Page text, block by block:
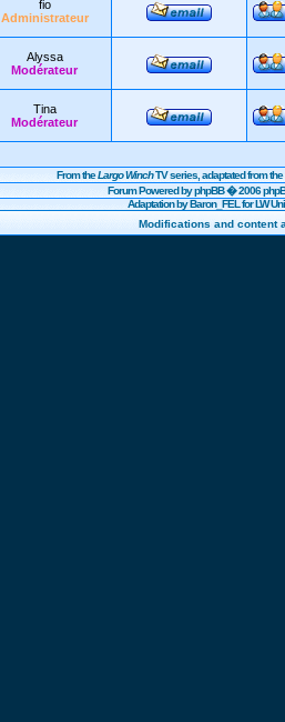
fio
Administrateur
Alyssa
Modérateur
Tina
Modérateur
From theLargo WinchTV series, adaptated from
Forum Powered byphpBB� 2006
Adaptation by Baron_FEL for LW
Modifications and content